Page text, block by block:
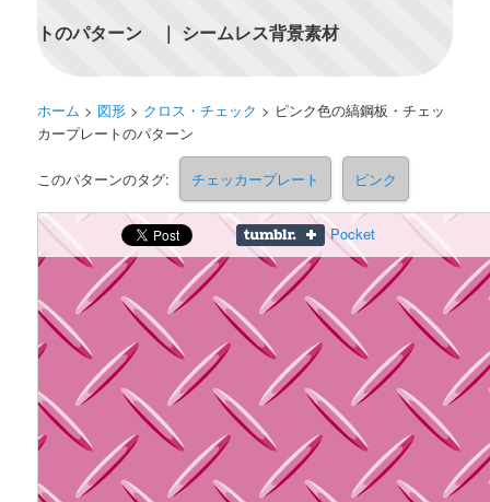
トのパターン ｜ シームレス背景素材
ホーム > 図形 > クロス・チェック > ピンク色の縞鋼板・チェッ
カープレートのパターン
このパターンのタグ: チェッカープレート ピンク
Pocket